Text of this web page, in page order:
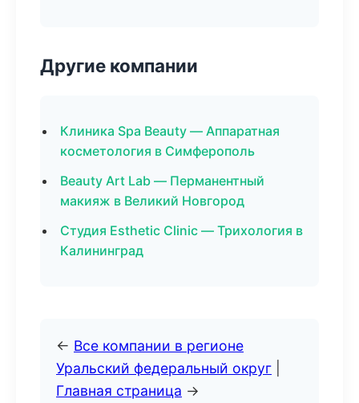
Другие компании
Клиника Spa Beauty — Аппаратная
косметология в Симферополь
Beauty Art Lab — Перманентный
макияж в Великий Новгород
Студия Esthetic Clinic — Трихология в
Калининград
← Все компании в регионе
Уральский федеральный округ
Главная страница →